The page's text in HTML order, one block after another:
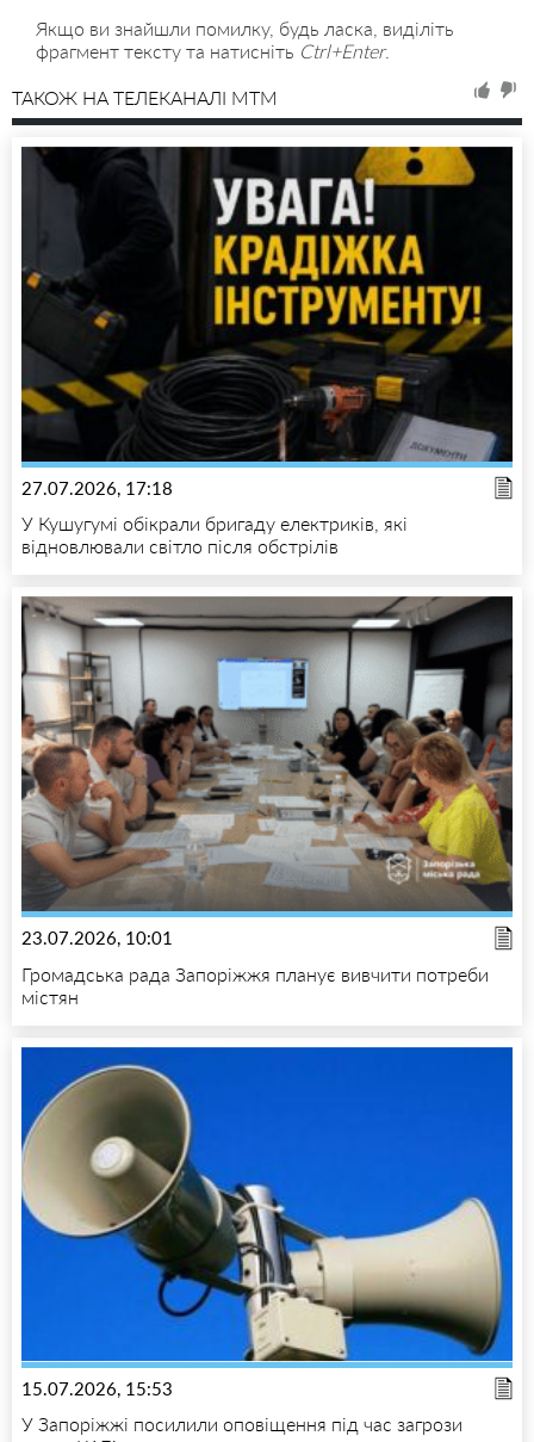
Якщо ви знайшли помилку, будь ласка, виділіть
фрагмент тексту та натисніть Ctrl+Enter.
ТАКОЖ НА ТЕЛЕКАНАЛІ MTM
27.07.2026, 17:18
У Кушугумі обікрали бригаду електриків, які
відновлювали світло після обстрілів
23.07.2026, 10:01
Громадська рада Запоріжжя планує вивчити потреби
містян
15.07.2026, 15:53
У Запоріжжі посилили оповіщення під час загрози